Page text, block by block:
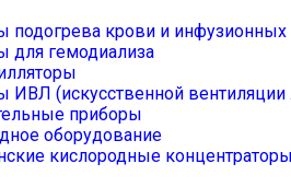
подогрева крови и инфузионных
для гемодиализа
ИВЛ (искусственной вентиляции
приборы
оборудование
кислородные